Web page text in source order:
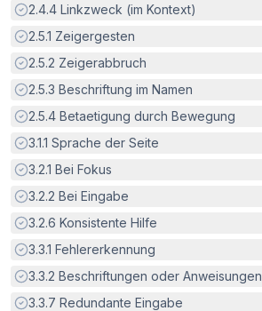
Erfüllt:
2.4.4 Linkzweck (im Kontext)
Erfüllt:
2.5.1 Zeigergesten
Erfüllt:
2.5.2 Zeigerabbruch
Erfüllt:
2.5.3 Beschriftung im Namen
Erfüllt:
2.5.4 Betaetigung durch Bewegung
Erfüllt:
3.1.1 Sprache der Seite
Erfüllt:
3.2.1 Bei Fokus
Erfüllt:
3.2.2 Bei Eingabe
Erfüllt:
3.2.6 Konsistente Hilfe
Erfüllt:
3.3.1 Fehlererkennung
Erfüllt:
3.3.2 Beschriftungen oder Anweisungen
Erfüllt:
3.3.7 Redundante Eingabe